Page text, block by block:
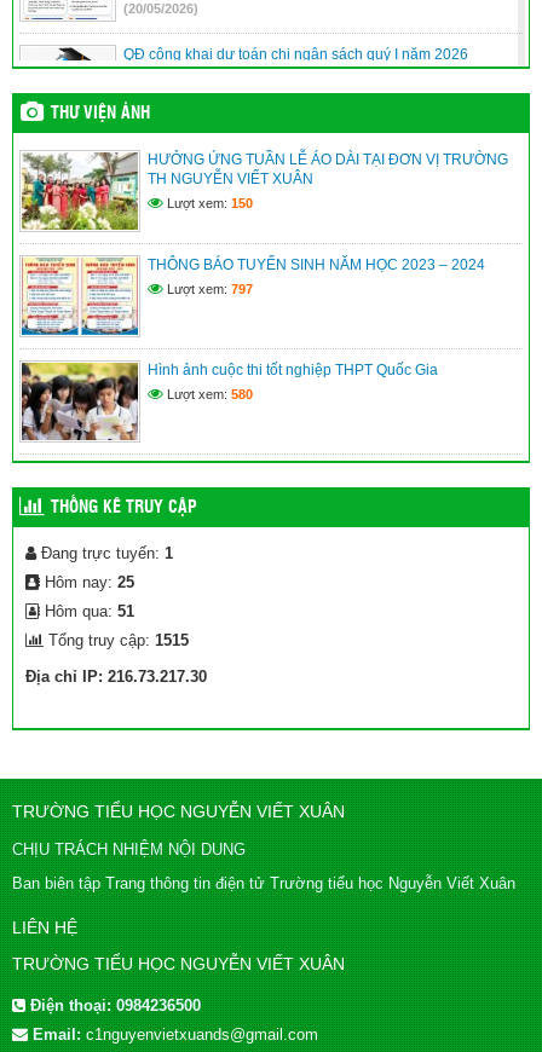
(20/05/2026)
QĐ công khai dự toán chi ngân sách quý I năm 2026
(10/04/2026)
Quyết định phê duyệt danh sách hưởng chế độ học kỳ II năm
học 2025-2026
(10/04/2026)
THƯ VIỆN ẢNH
HƯỞNG ỨNG TUẦN LỄ ÁO DÀI TẠI ĐƠN VỊ TRƯỜNG
TH NGUYỄN VIẾT XUÂN
Lượt xem: 150
THÔNG BÁO TUYỂN SINH NĂM HỌC 2023 – 2024
Lượt xem: 797
Hình ảnh cuộc thi tốt nghiệp THPT Quốc Gia
Lượt xem: 580
THỐNG KÊ TRUY CẬP
Đang trực tuyến: 1
Hôm nay: 25
Hôm qua: 51
Tổng truy cập: 1515
Địa chỉ IP: 216.73.217.30
TRƯỜNG TIỂU HỌC NGUYỄN VIẾT XUÂN
CHỊU TRÁCH NHIỆM NỘI DUNG
Ban biên tập Trang thông tin điện tử Trường tiểu học Nguyễn Viết Xuân
LIÊN HỆ
TRƯỜNG TIỂU HỌC NGUYỄN VIẾT XUÂN
Điện thoại:0984236500
Email:c1nguyenvietxuands@gmail.com